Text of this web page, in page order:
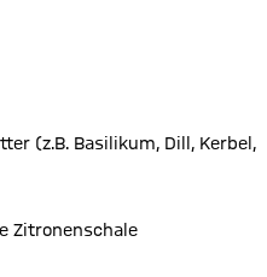
(z.B. Basilikum, Dill, Kerbel,
Zitronenschale